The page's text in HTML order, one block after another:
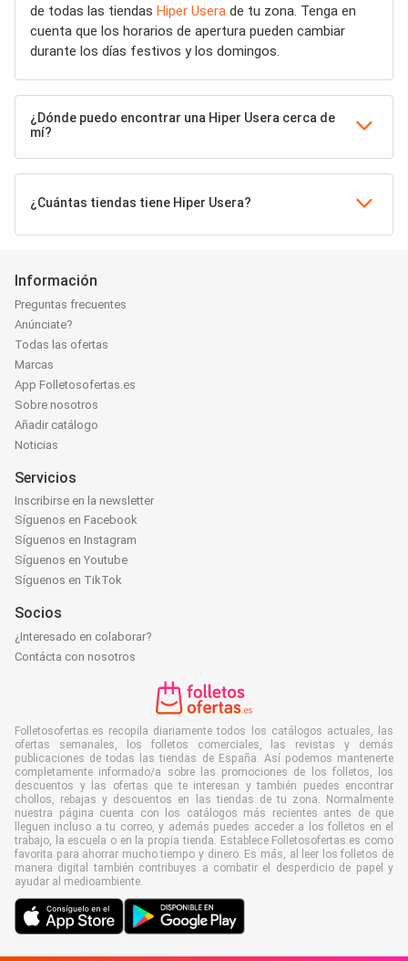
de todas las tiendas Hiper Usera de tu zona. Tenga en
cuenta que los horarios de apertura pueden cambiar
durante los días festivos y los domingos.
¿Dónde puedo encontrar una Hiper Usera cerca de
mí?
¿Cuántas tiendas tiene Hiper Usera?
Información
Preguntas frecuentes
Anúnciate?
Todas las ofertas
Marcas
App Folletosofertas.es
Sobre nosotros
Añadir catálogo
Noticias
Servicios
Inscribirse en la newsletter
Síguenos en Facebook
Síguenos en Instagram
Síguenos en Youtube
Síguenos en TikTok
Socios
¿Interesado en colaborar?
Contácta con nosotros
Folletosofertas.es recopila diariamente todos los catálogos actuales, las
ofertas semanales, los folletos comerciales, las revistas y demás
publicaciones de todas las tiendas de España. Así podemos mantenerte
completamente informado/a sobre las promociones de los folletos, los
descuentos y las ofertas que te interesan y también puedes encontrar
chollos, rebajas y descuentos en las tiendas de tu zona. Normalmente
nuestra página cuenta con los catálogos más recientes antes de que
lleguen incluso a tu correo, y además puedes acceder a los folletos en el
trabajo, la escuela o en la propia tienda. Establece Folletosofertas.es como
favorita para ahorrar mucho tiempo y dinero. Es más, al leer los folletos de
manera digital también contribuyes a combatir el desperdicio de papel y
ayudar al medioambiente.